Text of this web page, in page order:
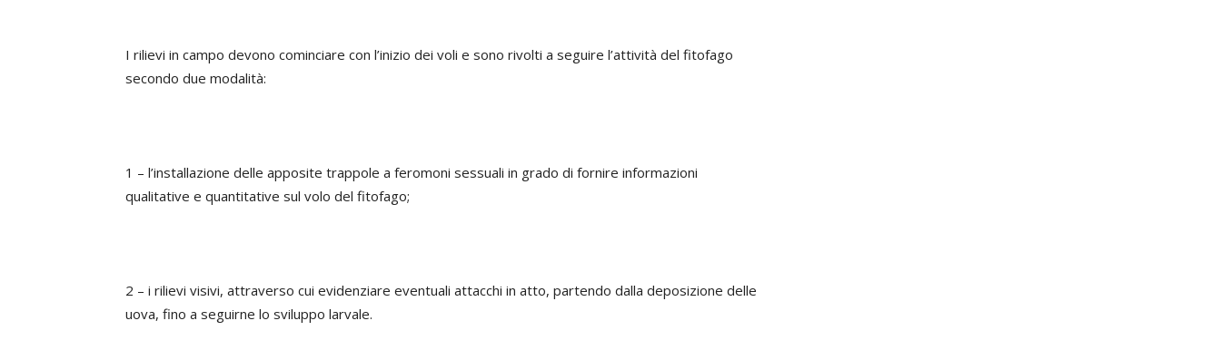
I rilievi in campo devono cominciare con l’inizio dei voli e sono rivolti a seguire l’attività del fitofago
secondo due modalità:
1 – l’installazione delle apposite trappole a feromoni sessuali in grado di fornire informazioni
qualitative e quantitative sul volo del fitofago;
2 – i rilievi visivi, attraverso cui evidenziare eventuali attacchi in atto, partendo dalla deposizione delle
uova, fino a seguirne lo sviluppo larvale.